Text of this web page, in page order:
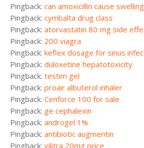
Pingback: can amoxicillin cause
Pingback: cymbalta drug class
Pingback: atorvastatin 80 mg side
Pingback: 200 viagra
Pingback: keflex dosage for sinus
Pingback: duloxetine hepatotoxicity
Pingback: testim gel
Pingback: proair albuterol inhaler
Pingback: Cenforce 100 for sale
Pingback: ge cephalexin
Pingback: androgel 1%
Pingback: antibiotic augmentin
Pingback: vilitra 20mg price